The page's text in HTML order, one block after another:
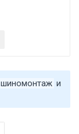
шиномонтаж и